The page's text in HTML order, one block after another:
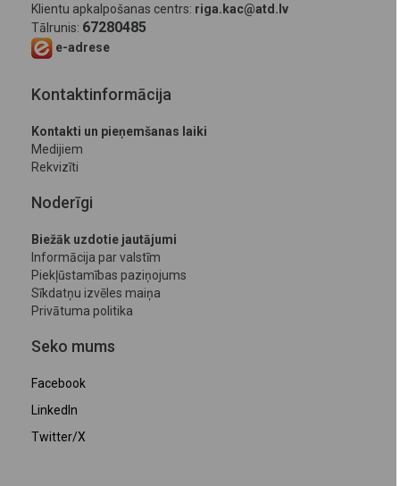
Klientu apkalpošanas centrs: riga.kac@atd.lv
Tālrunis: 67280485
e-adrese
Kontaktinformācija
Kontakti un pieņemšanas laiki
Medijiem
Rekvizīti
Noderīgi
Biežāk uzdotie jautājumi
Informācija par valstīm
Piekļūstamības paziņojums
Sīkdatņu izvēles maiņa
Privātuma politika
Seko mums
Facebook
LinkedIn
Twitter/X